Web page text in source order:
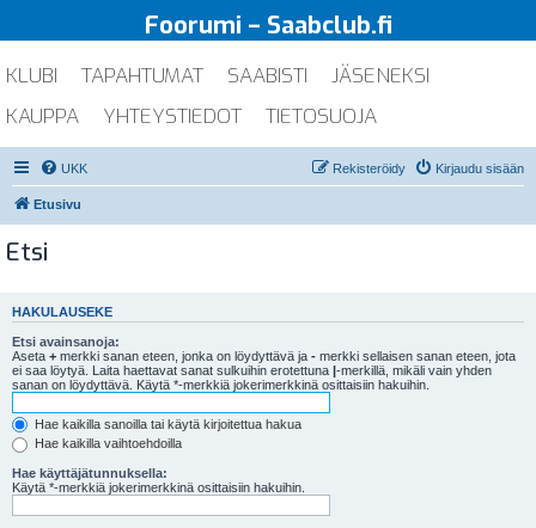
Foorumi – Saabclub.fi
KLUBI TAPAHTUMAT SAABISTI
JÄSENEKSI
KAUPPA
YHTEYSTIEDOT TIETOSUOJA
UKK Kirjaudu sisään
Rekisteröidy
Etusivu
Etsi
HAKULAUSEKE
Etsi avainsanoja:
Aseta + merkki sanan eteen, jonka on löydyttävä ja - merkki sellaisen sanan eteen, jota
ei saa löytyä. Laita haettavat sanat sulkuihin erotettuna |-merkillä, mikäli vain yhden
sanan on löydyttävä. Käytä *-merkkiä jokerimerkkinä osittaisiin hakuihin.
Hae kaikilla sanoilla tai käytä kirjoitettua hakua
Hae kaikilla vaihtoehdoilla
Hae käyttäjätunnuksella:
Käytä *-merkkiä jokerimerkkinä osittaisiin hakuihin.